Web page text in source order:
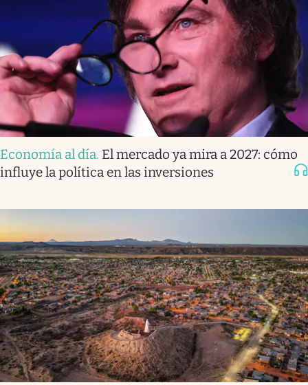
Economía al día. El mercado ya mira a 2027: cómo
influye la política en las inversiones